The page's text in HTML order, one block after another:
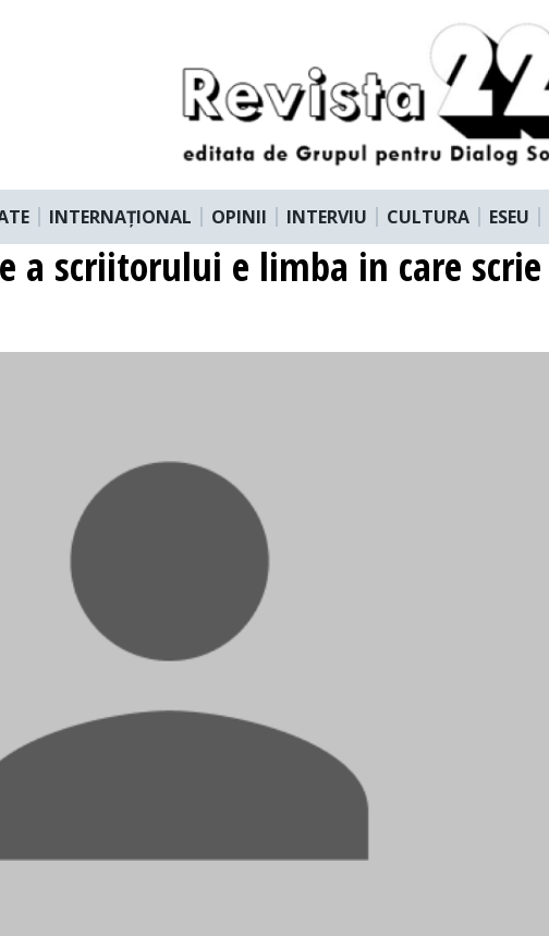
INTERNAȚIONAL OPINII INTERVIU CULTURA ESEU
a scriitorului e limba in care scrie